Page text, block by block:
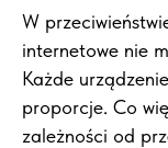
W
internetowe nie
Każde
proporcje. Co
zależności od